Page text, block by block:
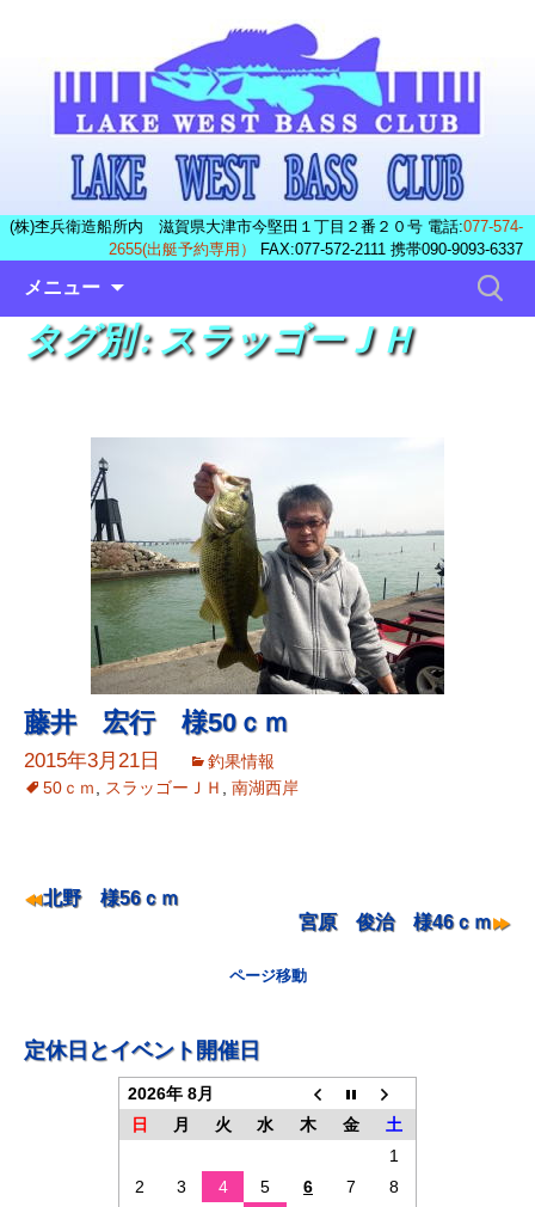
(株)杢兵衛造船所内 滋賀県大津市今堅田１丁目２番２０号 電話:077-574-
2655(出艇予約専用）
FAX:077-572-2111 携帯090-9093-6337
メニュー
テ
ン
プ
検
索:
タグ別 : スラッゴーＪＨ
藤井 宏行 様50ｃｍ
2015年3月21日
釣果情報
50ｃｍ
スラッゴーＪＨ 南湖西岸
ナ
シ
宮原 俊治 様46ｃｍ
北野 様56ｃｍ
ページ移動
定休日とイベント開催日
2026年 8月
日
月 火 水 木 金
土
1
2
3 4 5 6 7
8